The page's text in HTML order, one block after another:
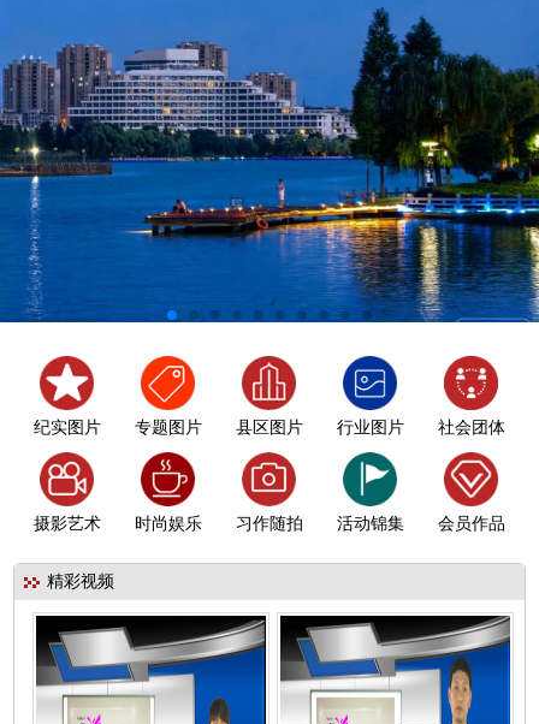
纪实图片 专题图片 县区图片 行业图片 社会团体
摄影艺术 时尚娱乐 习作随拍 活动锦集 会员作品
精彩视频